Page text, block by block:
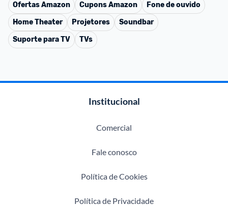
OfertasAmazon CuponsAmazon
Fone de ouvido
Home Theater
Projetores
Soundbar
Suporte para TV
TVs
Institucional
Comercial
Fale conosco
Política de Cookies
Política de Privacidade